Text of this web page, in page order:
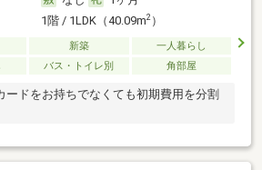
1階 / 1LDK（40.09m2）
新築
一人暮らし
バス・トイレ別 角部屋
ードをお持ちでなくても初期費用を分割